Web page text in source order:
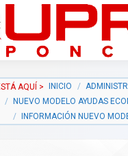
INICIO
NUEVO MODELO AYUDAS
INFORMACIÓN NUEVO